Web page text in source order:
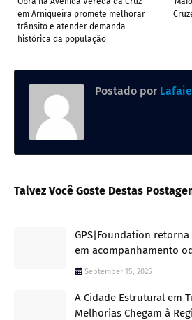
em Arniqueira promete melhorar
trânsito e atender demanda
histórica da população
Postado por
Talvez Você Goste Destas
GPS|Foundation
em acompanhamento
September 15, 2025
A Cidade Estrutural em
Melhorias Chegam à